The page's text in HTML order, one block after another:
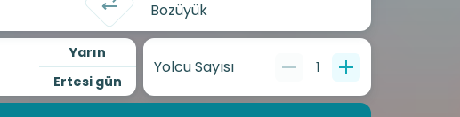
Yarın
Ertesi gün
Yolcu Sayısı 1